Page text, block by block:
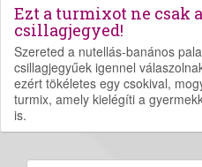
Ezt a turmixot ne csak
csillagjegyed!
Szereted a nutellás-banános
csillagjegyűek igennel
ezért tökéletes egy csokival,
turmix, amely kielégíti a
is.